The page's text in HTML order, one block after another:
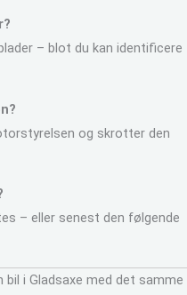
– blot du kan identificere
og skrotter den
– eller senest den følgende
i Gladsaxe med det samme